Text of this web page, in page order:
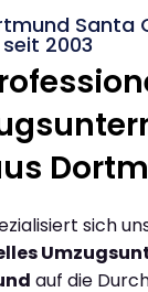
Santa
2003
sich
auf die